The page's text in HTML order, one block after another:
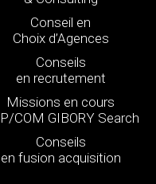
Conseil en
Choix d’Agences
Conseils
en recrutement
Missions en cours
COM GIBORY Search
Conseils
en fusion acquisition